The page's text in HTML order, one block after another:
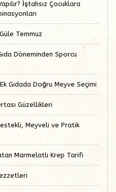
İştahsız Çocuklara
Temmuz
Döneminden Sporcu
Gıdada Doğru Meyve Seçimi
Güzellikleri
Meyveli ve Pratik
Marmelatlı Krep Tarifi